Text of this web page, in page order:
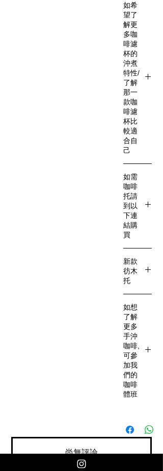
杯不連
木質杯
托
如希
望了
解更
多咖
啡濾
杯的
沖煮
特性/
了解
那一
款咖
啡濾
杯比
較適
合自
己
www.sh
aren8.c
om/eve
nt
如需
咖啡
托請
到以
下連
結購
買
新款
彷木
托
www.sh
aren8.c
om/prod
uct-
page/Ori
gami-
Dripper
Holder-
GrainW
如想
了解
更多
手沖
咖啡,
可參
加我
們的
咖啡
體班
活動連
結
尚無評論
分享您的意見。 成為第一個發表評論的人。